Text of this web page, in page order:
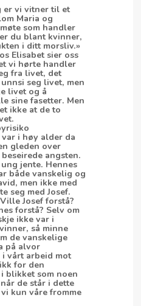
er vi vitner til et
Maria og
som handler
du blant kvinner,
i ditt morsliv.»
Elisabet sier oss
vi hørte handler
fra livet, det
seg livet, men
livet og å
sine fasetter. Men
ikke at de to
i høy alder da
gleden over
angsten.
jente. Hennes
både vanskelig og
men ikke med
seg med Josef.
Josef forstå?
forstå? Selv om
ikke var i
så minne
de vanskelige
på alvor
vårt arbeid mot
for den
blikket som noen
de står i dette
kun våre fromme